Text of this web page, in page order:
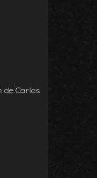
de Carlos